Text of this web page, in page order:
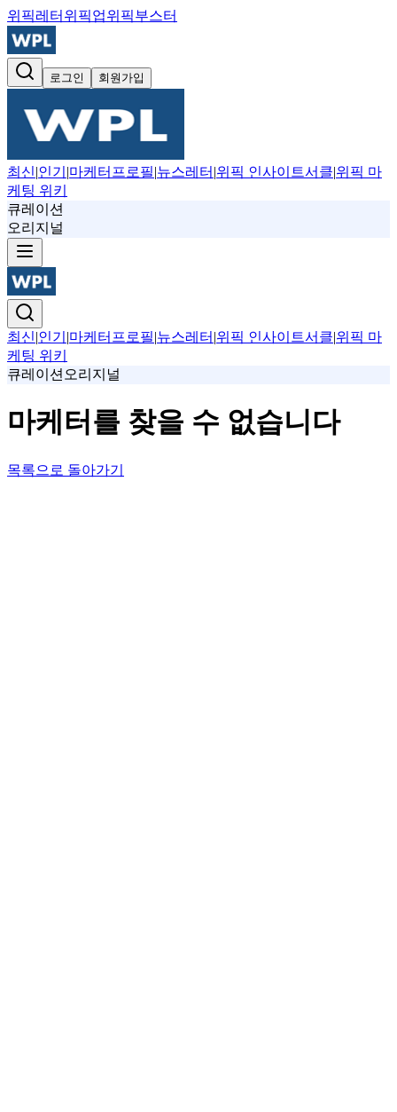
위픽레터 위픽업위픽부스터
로그인 회원가입
최신|인기 |마케터프로필|뉴스레터 |위픽 인사이트서클|위픽 마
케팅 위키
큐레이션
오리지널
최신|인기 |마케터프로필|뉴스레터 |위픽 인사이트서클|위픽 마
케팅 위키
큐레이션 오리지널
마케터를 찾을 수 없습니다
목록으로 돌아가기